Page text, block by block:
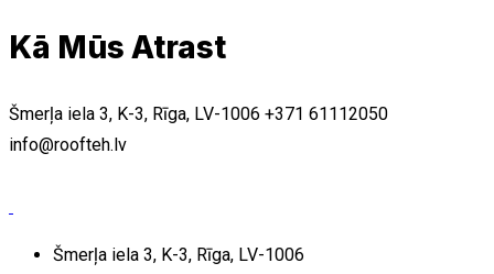
Kā Mūs Atrast
Šmerļa iela 3, K-3, Rīga, LV-1006 +371 61112050
info@roofteh.lv
Šmerļa iela 3, K-3, Rīga, LV-1006